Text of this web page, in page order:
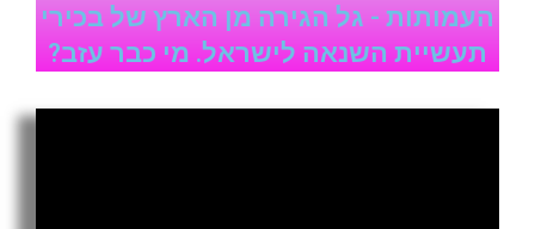
העמותות - גל הגירה מן הארץ של בכירי
תעשיית השנאה לישראל. מי כבר עזב?